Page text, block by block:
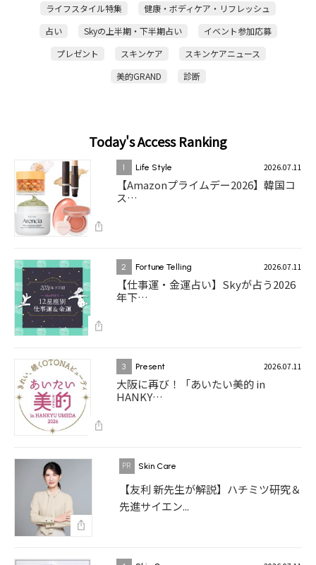
ライフスタイル特集
健康・ボディケア・リフレッシュ
占い
Skyの上半期・下半期占い
イベント参加応募
プレゼント
スキンケア
スキンケアニュース
美的GRAND
診断
Today's Access Ranking
1 Life Style 2026.07.11
【Amazonプライムデー2026】韓国コ
ス…
2 Fortune Telling 2026.07.11
【仕事運・金運占い】Skyが占う2026
年下…
3 Present 2026.07.11
大阪に再び！「あいたい美的 in
HANKY…
Skin Care
【友利 新先生が解説】ハチミツ研究＆
先進サイエン...